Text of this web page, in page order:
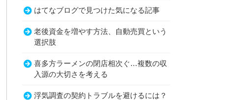
はてなブログで見つけた気になる記事
老後資金を増やす方法、自動売買という
選択肢
喜多方ラーメンの閉店相次ぐ…複数の収
入源の大切さを考える
浮気調査の契約トラブルを避けるには？